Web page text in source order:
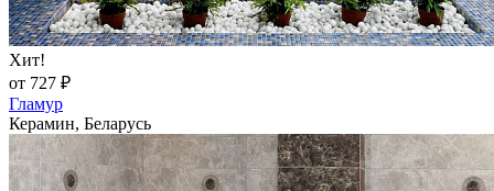
Хит!
от 727 ₽
Гламур
Керамин, Беларусь